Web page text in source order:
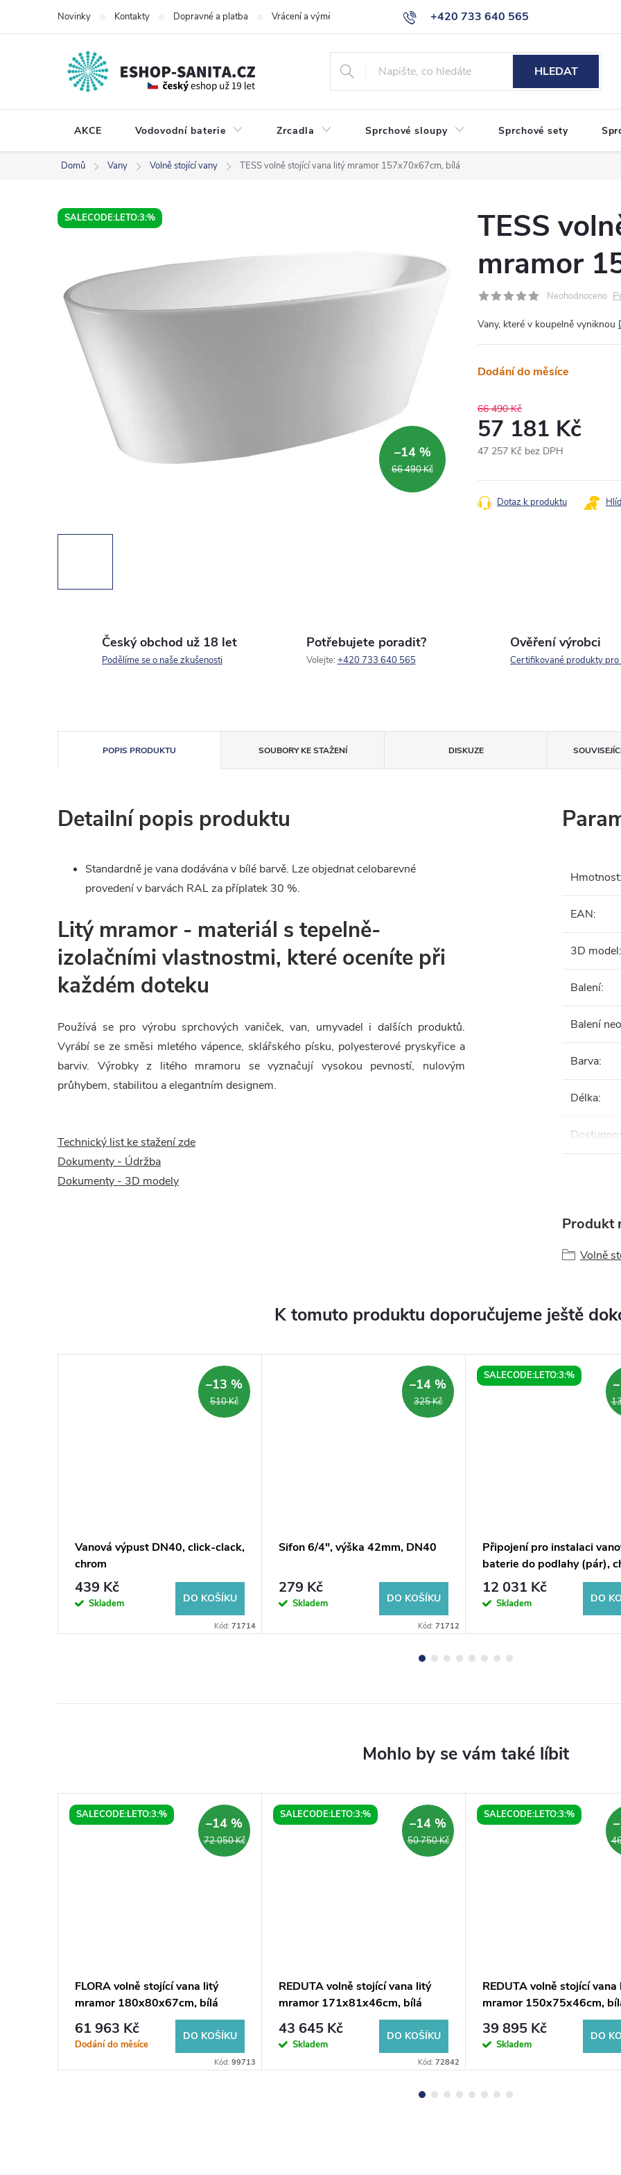
+420 733 640 565
info@eshop-sanita.cz
Novinky Kontakty Dopravné a platba Vrácení a výměna zboží Reklamace Obchodní podmínky
HLEDAT
AKCE Vodovodní baterie Zrcadla Sprchové sloupy Sprchové sety
Domů Vany Volně stojící vany TESS volně stojící vana litý mramor 157x70x67cm, bílá
SALECODE:LETO:3:%
66 490 Kč
–14 %
TESS
mramor
Neohodnoceno
Vany, které v koupelně vyniknou
Dodání do měsíce
66 490 Kč
57 181 Kč
47 257 Kč bez DPH
cena:
Dotaz k produktu
Český obchod už 18 let
Podělíme se o naše zkušenosti
Potřebujete poradit?
Volejte: +420 733 640 565
Ověření výrobci
Certifikované produkty pro
POPIS PRODUKTU SOUBORY KE STAŽENÍ DISKUZE
Detailní popis produktu
Standardně je vana dodávána v bílé barvě. Lze objednat celobarevné
provedení v barvách RAL za příplatek 30 %.
Litý mramor - materiál s tepelně-
izolačními vlastnostmi, které oceníte při
každém doteku
Používá se pro výrobu sprchových vaniček, van, umyvadel i dalších produktů.
Vyrábí se ze směsi mletého vápence, sklářského písku, polyesterové pryskyřice a
barviv. Výrobky z litého mramoru se vyznačují vysokou pevností, nulovým
průhybem, stabilitou a elegantním designem.
Technický list ke stažení zde
Dokumenty - Údržba
Dokumenty - 3D modely
Hmotnost:
EAN:
3D model:
Balení:
Balení
Barva:
Délka:
Produkt
Volně
K tomuto produktu doporučujeme ještě
510 Kč
–13 %
Vanová výpust DN40, click-clack,
chrom
439 Kč
Skladem DO KOŠÍKU
Kód: 71714
325 Kč
–14 %
Sifon 6/4", výška 42mm, DN40
279 Kč
Skladem DO KOŠÍKU
Kód: 71712
SALECODE:LETO:3:%
Připojení pro instalaci
baterie do podlahy (pár),
12 031 Kč
Skladem DO
SALECODE:LETO:3:%
72 050 Kč
–14 %
FLORA volně stojící vana litý
mramor 180x80x67cm, bílá
61 963 Kč
Dodání do měsíce
DO KOŠÍKU
Kód: 99713
SALECODE:LETO:3:%
50 750 Kč
–14 %
REDUTA volně stojící vana litý
mramor 171x81x46cm, bílá
43 645 Kč
Skladem
DO KOŠÍKU
Kód: 72842
SALECODE:LETO:3:%
REDUTA volně stojící vana
mramor 150x75x46cm,
39 895 Kč
Skladem
DO